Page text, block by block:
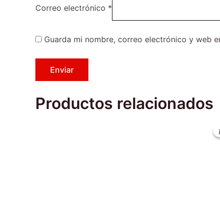
Correo electrónico *
Guarda mi nombre, correo electrónico y web
Productos relacionados